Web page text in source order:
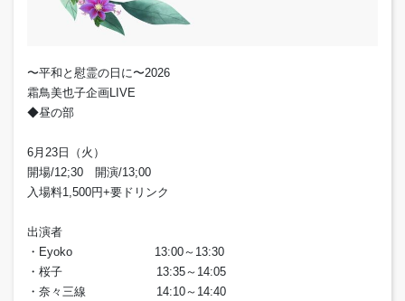
〜平和と慰霊の日に〜2026
霜鳥美也子企画LIVE
◆昼の部
6月23日（火）
開場/12;30 開演/13;00
入場料1,500円+要ドリンク
出演者
・Eyoko 13:00～13:30
・桜子 13:35～14:05
・奈々三線 14:10～14:40